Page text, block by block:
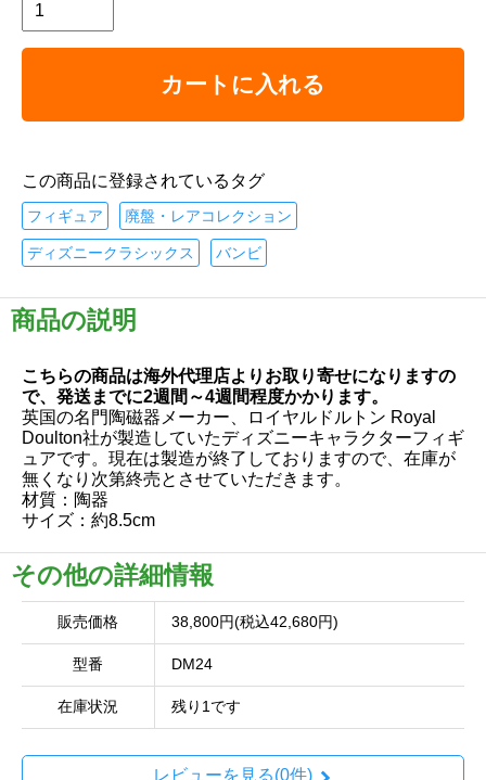
カートに入れる
この商品に登録されているタグ
フィギュア 廃盤・レアコレクション
ディズニークラシックス バンビ
商品の説明
こちらの商品は海外代理店よりお取り寄せになりますの
で、発送までに2週間～4週間程度かかります。
英国の名門陶磁器メーカー、ロイヤルドルトン Royal
Doulton社が製造していたディズニーキャラクターフィギ
ュアです。現在は製造が終了しておりますので、在庫が
無くなり次第終売とさせていただきます。
材質：陶器
サイズ：約8.5cm
その他の詳細情報
販売価格 38,800円(税込42,680円)
型番 DM24
在庫状況 残り1です
レビューを見る(0件)